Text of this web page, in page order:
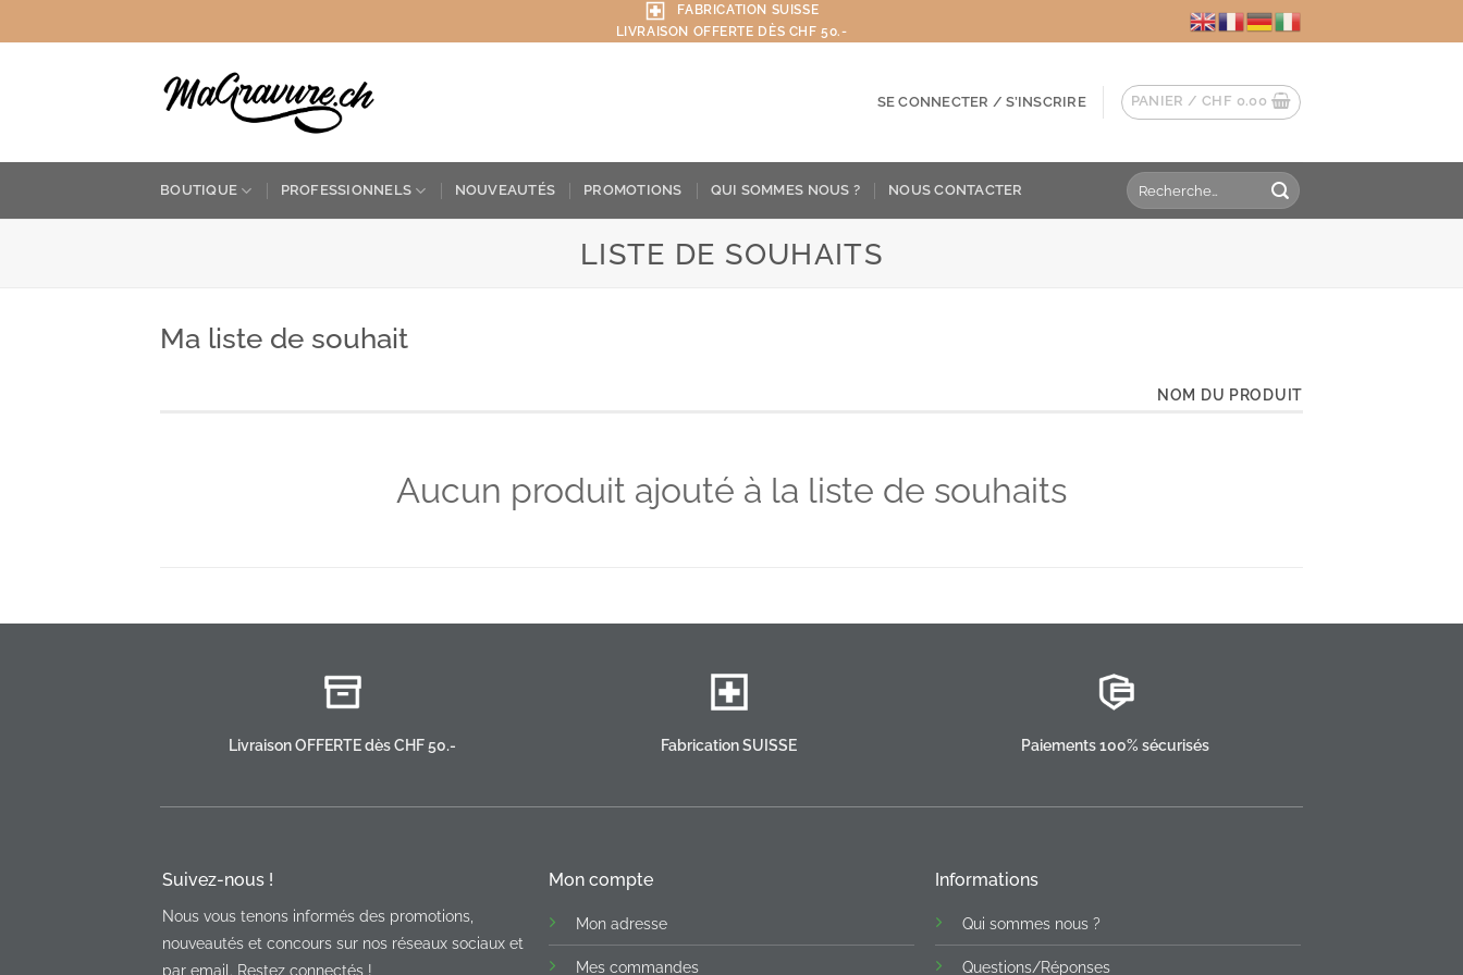
au
FABRICATION SUISSE
LIVRAISON OFFERTE DÈS CHF 50.-
SE CONNECTER / S’INSCRIRE PANIER / CHF 0.00
BOUTIQUE PROFESSIONNELS NOUVEAUTÉS PROMOTIONS QUI SOMMES NOUS ? NOUS CONTACTER
Recherche
pour :
LISTE DE SOUHAITS
Ma liste de souhait
NOM DU PRODUIT
Aucun produit ajouté à la liste de souhaits
Livraison OFFERTE dès CHF 50.- Fabrication SUISSE Paiements 100% sécurisés
Suivez-nous !
Nous vous tenons informés des promotions,
nouveautés et concours sur nos réseaux sociaux et
par email. Restez connectés !
Mon compte
Mon adresse
Mes commandes
Informations
Qui sommes nous ?
Questions/Réponses